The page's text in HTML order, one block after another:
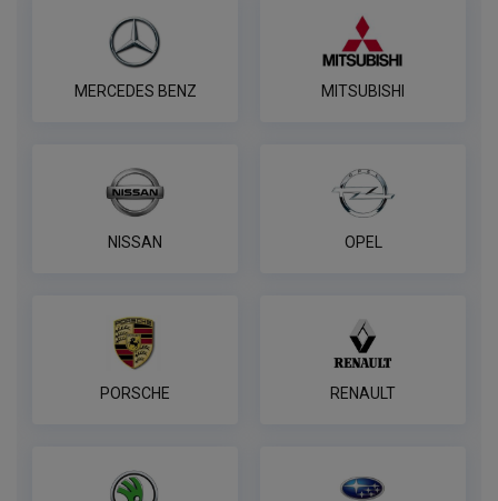
MERCEDES BENZ MITSUBISHI
NISSAN OPEL
PORSCHE RENAULT